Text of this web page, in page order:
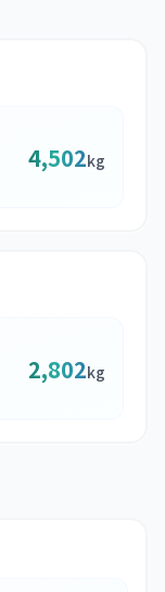
4,502kg
2,802kg